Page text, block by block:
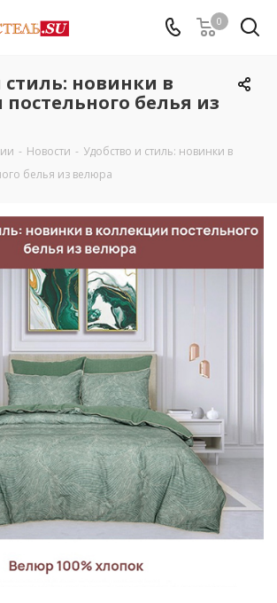
0
стиль: новинки в
белья из
- Новости - Удобство и стиль: новинки в
белья из велюра